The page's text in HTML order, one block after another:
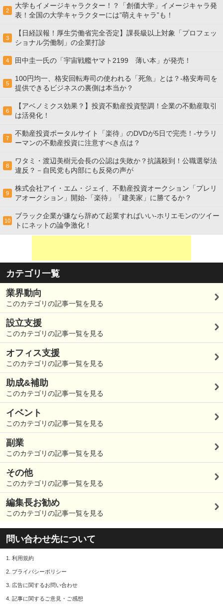
2
大学もイメージキャラクター！？「創価大学」イメージキャラ発
表！全国の大学キャラクターには”萌えキャラ”も！
3
【日経誤報！厚生労働省完全否定】課長級以上対象「プロフェッ
ショナル労働制」の企業打診
4 田中圭一氏の「宇宙戦艦ヤマト2199 薄い本」が発売！
5
100円均一、格安回転寿司の使われる「死魚」とは？-格安寿司を
提供できるビジネスの裏側は本当か？
6
【アベノミクス効果？】投資不動産投資堅調！企業の不動産取引
は活発化！
7
不動産投資ポータルサイト「楽待」のDVDが5日で完売！-サラリ
ーマンの不動産投資に注意すべき点は？
8
ワタミ・渡辺美樹元会長の公認は失敗か？抗議殺到！公職選挙法
違反？－自民党も内部にも反発の声が
9
株式会社アイ・エム・ジェイ、不動産投資オークション「プレリ
アオークション」開始-「楽待」「建美家」に勝てるか？
10
ブラック企業が嫌なら辞めて起業すればいい-ホリエモンのツイー
トにネットの論争激化！
カテゴリ一覧
業界動向
このカテゴリの記事一覧を見る
設立支援
このカテゴリの記事一覧を見る
オフィス支援
このカテゴリの記事一覧を見る
助成&補助
このカテゴリの記事一覧を見る
イベント
このカテゴリの記事一覧を見る
副業
このカテゴリの記事一覧を見る
その他
このカテゴリの記事一覧を見る
編集長お勧め
このカテゴリの記事一覧を見る
問い合わせ先について
1. 利用規約
2. プライバシーポリシー
3. 広告に関するお問い合わせ
4. 記事に関するご意見・ご感想